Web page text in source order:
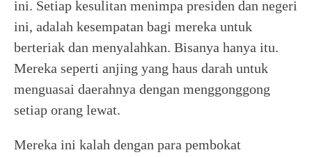
ini. Setiap kesulitan menimpa presiden dan negeri
ini, adalah kesempatan bagi mereka untuk
berteriak dan menyalahkan. Bisanya hanya itu.
Mereka seperti anjing yang haus darah untuk
menguasai daerahnya dengan menggonggong
setiap orang lewat.
Mereka ini kalah dengan para pembokat